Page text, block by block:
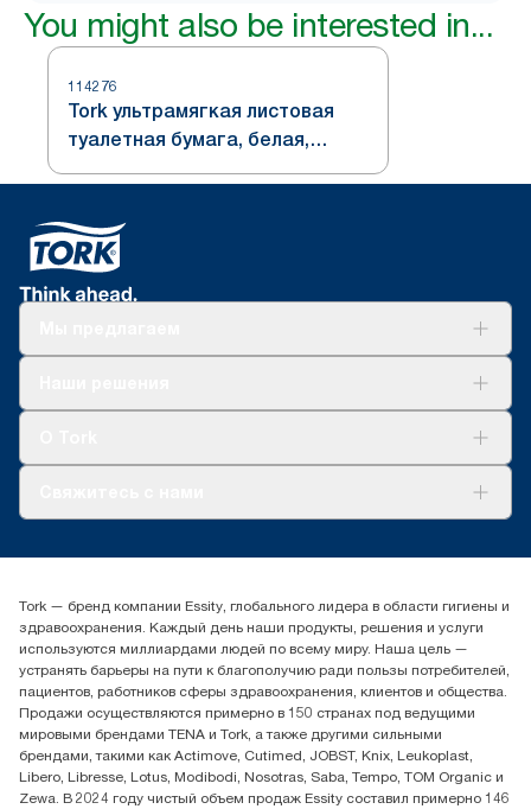
You might also be interested in...
114276
Tork ультрамягкая листовая
туалетная бумага, белая,
система T3
(+7) 777 779 0095
Контакты на рынках СНГ
ООО «Эссити», Представительство в Казахстане Пр.
Достык, 210, 2 блок, 3 этаж,
офис №32 050051, г.
Алматы, Казахстан
Tork — бренд компании Essity, глобального лидера в области гигиены и
здравоохранения. Каждый день наши продукты, решения и услуги
используются миллиардами людей по всему миру. Наша цель —
устранять барьеры на пути к благополучию ради пользы потребителей,
пациентов, работников сферы здравоохранения, клиентов и общества.
Продажи осуществляются примерно в 150 странах под ведущими
мировыми брендами TENA и Tork, а также другими сильными
брендами, такими как Actimove, Cutimed, JOBST, Knix, Leukoplast,
Libero, Libresse, Lotus, Modibodi, Nosotras, Saba, Tempo, TOM Organic и
Zewa. В 2024 году чистый объем продаж Essity составил примерно 146